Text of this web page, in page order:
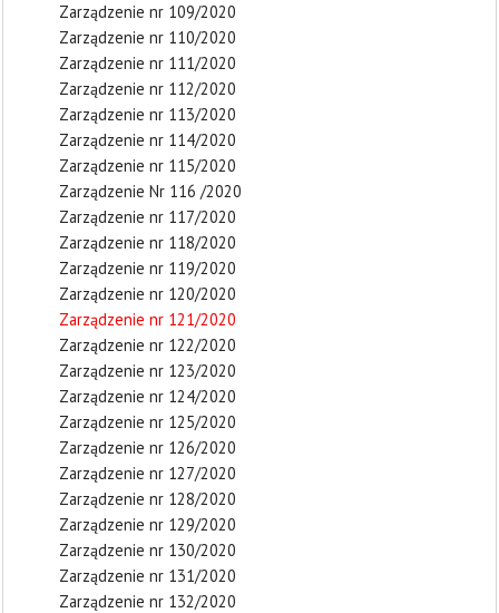
Zarządzenie nr 109/2020
Zarządzenie nr 110/2020
Zarządzenie nr 111/2020
Zarządzenie nr 112/2020
Zarządzenie nr 113/2020
Zarządzenie nr 114/2020
Zarządzenie nr 115/2020
Zarządzenie Nr 116 /2020
Zarządzenie nr 117/2020
Zarządzenie nr 118/2020
Zarządzenie nr 119/2020
Zarządzenie nr 120/2020
Zarządzenie nr 121/2020
Zarządzenie nr 122/2020
Zarządzenie nr 123/2020
Zarządzenie nr 124/2020
Zarządzenie nr 125/2020
Zarządzenie nr 126/2020
Zarządzenie nr 127/2020
Zarządzenie nr 128/2020
Zarządzenie nr 129/2020
Zarządzenie nr 130/2020
Zarządzenie nr 131/2020
Zarządzenie nr 132/2020